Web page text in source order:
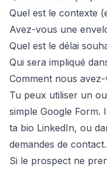
Quel est le contexte
Avez-vous une
Quel est le délai
Qui sera impliqué
Comment nous
Tu peux utiliser un
simple Google Form.
ta bio LinkedIn, ou
demandes de contact.
Si le prospect ne